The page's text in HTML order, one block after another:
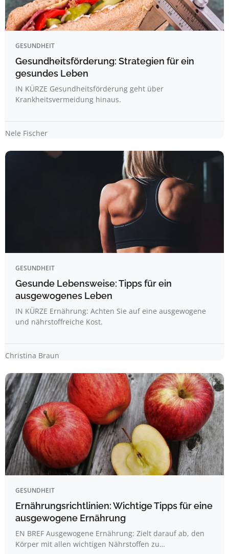
GESUNDHEIT
Gesundheitsförderung: Strategien für ein
gesundes Leben
IN KÜRZE Gesundheitsförderung geht über
Krankheitsvermeidung hinaus.
Nele Fischer
GESUNDHEIT
Gesunde Lebensweise: Tipps für ein
ausgewogenes Leben
IN KÜRZE Ernährung: Achten Sie auf eine ausgewogene
und nährstoffreiche Kost.
Christina Braun
GESUNDHEIT
Ernährungsrichtlinien: Wichtige Tipps für eine
ausgewogene Ernährung
EN BREF Ausgewogene Ernährung: Zielt darauf ab, den
Körper mit allen wichtigen Nährstoffen zu…